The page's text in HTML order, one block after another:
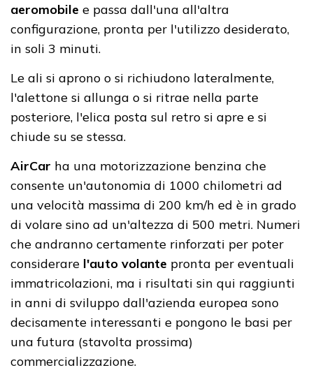
aeromobile e passa dall'una all'altra
configurazione, pronta per l'utilizzo desiderato,
in soli 3 minuti.
Le ali si aprono o si richiudono lateralmente,
l'alettone si allunga o si ritrae nella parte
posteriore, l'elica posta sul retro si apre e si
chiude su se stessa.
AirCar ha una motorizzazione benzina che
consente un'autonomia di 1000 chilometri ad
una velocità massima di 200 km/h ed è in grado
di volare sino ad un'altezza di 500 metri. Numeri
che andranno certamente rinforzati per poter
considerare l'auto volante pronta per eventuali
immatricolazioni, ma i risultati sin qui raggiunti
in anni di sviluppo dall'azienda europea sono
decisamente interessanti e pongono le basi per
una futura (stavolta prossima)
commercializzazione.